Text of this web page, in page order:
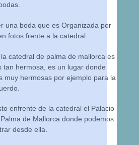
una boda que es Organizada por
fotos frente a la catedral.
catedral de palma de mallorca es
tan hermosa, es un lugar donde
muy hermosas por ejemplo para la
enfrente de la catedral el Palacio
de Mallorca donde podemos
desde ella.